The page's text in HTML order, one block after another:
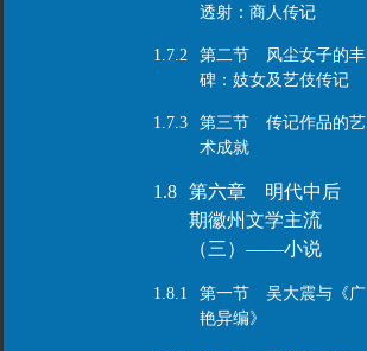
透射：商人传记
1.7.2
第二节 风尘女子的丰
碑：妓女及艺伎传记
1.7.3
第三节 传记作品的艺
术成就
1.8
第六章 明代中后
期徽州文学主流
（三）——小说
1.8.1
第一节 吴大震与《广
艳异编》